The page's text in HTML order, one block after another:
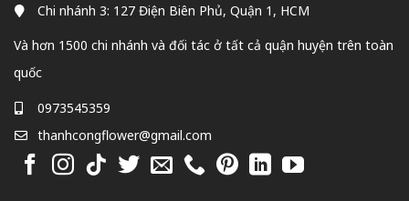
Chi nhánh 3: 127 Điện Biên Phủ, Quận 1, HCM
Và hơn 1500 chi nhánh và đối tác ở tất cả quận huyện trên toàn
quốc
0973545359
thanhcongflower@gmail.com